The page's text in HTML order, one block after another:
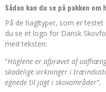
Sådan kan du se på pakken
På de hagltyper, som er
du se et logo for Dansk
med teksten:
“Haglene er afprøvet af
skadelige virkninger i
egnede til jagt i skovområder”.